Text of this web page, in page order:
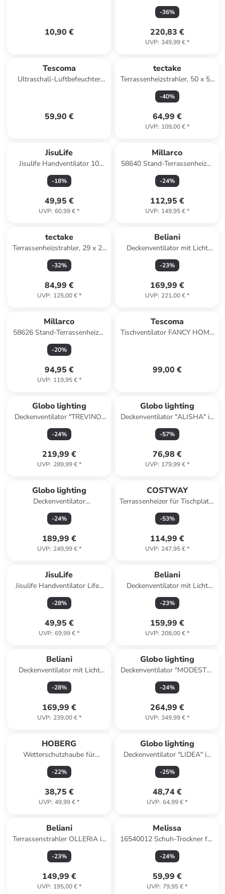
10,90 €
-36%
220,83 €
UVP: 349,99 €*
Tescoma
Ultraschall-Luftbefeuchter
59,90 €
tectake
Terrassenheizstrahler, 50 x 50
x 136 - 213 cm, keine
Luftzirkulation
-40%
64,99 €
UVP: 109,00 €*
JisuLife
Jisulife Handventilator 10
4000mAh Tragbarer USB
Ventilator
-18%
49,95 €
UVP: 60,99 €*
Millarco
58640 Stand-Terrassenheizer
Wärmestrahler Terrassen-
Heizung
-24%
112,95 €
UVP: 149,95 €*
tectake
Terrassenheizstrahler, 29 x 29
x 76,5 cm, LED-Anzeige und
Kippschutz
-32%
84,99 €
UVP: 125,00 €*
Beliani
Deckenventilator mit Licht
ANDERSON in Braun/Weiß -
(W) 90 x (H) 39 x (L) 90 cm
-23%
169,99 €
UVP: 221,00 €*
Millarco
58626 Stand-Terrassenheizer
Wärmestrahler Terrassen-
Heizung für Balkon
-20%
94,95 €
UVP: 119,95 €*
Tescoma
Tischventilator FANCY HOME
99,00 €
Globo lighting
Deckenventilator "TREVINO"
in black
-24%
219,99 €
UVP: 289,99 €*
Globo lighting
Deckenventilator "ALISHA" in
black
-57%
76,98 €
UVP: 179,99 €*
Globo lighting
Deckenventilator
"BLACKWELL" in black
-24%
189,99 €
UVP: 249,99 €*
COSTWAY
Terrassenheizer für Tischplatte
4kW in Silber
-53%
114,99 €
UVP: 247,95 €*
JisuLife
Jisulife Handventilator Life9
5000mAh Tragbarer Mini-
Gebläse-USB-Ventilator
-28%
49,95 €
UVP: 69,99 €*
Beliani
Deckenventilator mit Licht
JEREMY in Braun/Schwarz
-23%
159,99 €
UVP: 208,00 €*
Beliani
Deckenventilator mit Licht
JIBOA in Schwarz - (W) 110 x
(H) 36 x (L) 110 cm
-28%
169,99 €
UVP: 239,00 €*
Globo lighting
Deckenventilator "MODESTO"
in gray
-24%
264,99 €
UVP: 349,99 €*
HOBERG
Wetterschutzhaube für
Heizstrahler 42x42x275cm
-22%
38,75 €
UVP: 49,99 €*
Globo lighting
Deckenventilator "LIDEA" in
black
-25%
48,74 €
UVP: 64,99 €*
Beliani
Terrassenstrahler OLLERIA in
Grau - (W) 43 x (H) 70 x (L)
43 cm
-23%
149,99 €
UVP: 195,00 €*
Melissa
16540012 Schuh-Trockner für
warme Füße Schuh-Heizung
für 2 Paar Schuhe
-24%
59,99 €
UVP: 79,95 €*